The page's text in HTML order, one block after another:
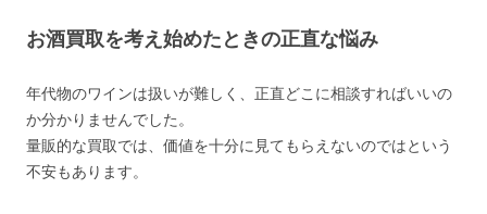
お酒買取を考え始めたときの正直な悩み
年代物のワインは扱いが難しく、正直どこに相談すればいいの
か分かりませんでした。
量販的な買取では、価値を十分に見てもらえないのではという
不安もあります。